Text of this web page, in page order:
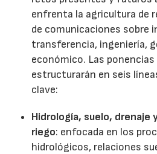
enfrenta la agricultura de
de comunicaciones sobre
transferencia, ingeniería,
económico. Las
estructurarán en seis
clave:
Hidrología, suelo, drenaje
riego: enfocada en los
hidrológicos, relaciones